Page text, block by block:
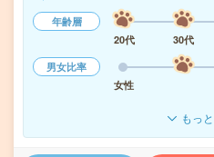
年齢層
20代
30代
男女比率
女性
もっ